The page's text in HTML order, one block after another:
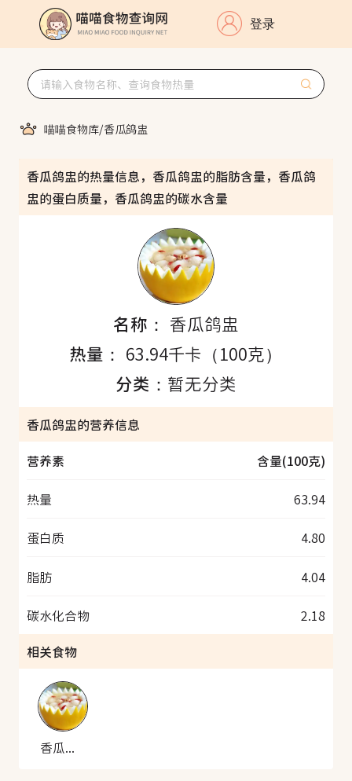
登录
喵喵食物库/香瓜鸽盅
香瓜鸽盅的热量信息，香瓜鸽盅的脂肪含量，香瓜鸽
盅的蛋白质量，香瓜鸽盅的碳水含量
名称： 香瓜鸽盅
热量： 63.94千卡（100克）
分类： 暂无分类
香瓜鸽盅的营养信息
营养素
含量(100克)
热量 63.94
蛋白质 4.80
脂肪 4.04
碳水化合物
2.18
相关食物
香瓜鸽盅